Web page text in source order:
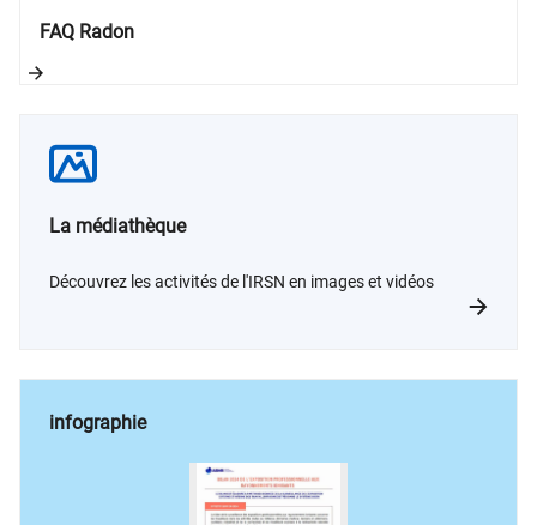
FAQ Radon
La médiathèque
Découvrez les activités de l'IRSN en images et vidéos
infographie